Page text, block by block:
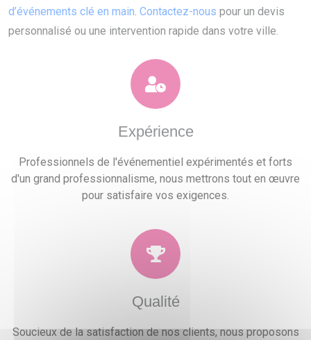
d’événements clé en main. Contactez-nous pour un devis
personnalisé ou une intervention rapide dans votre ville.
Expérience
Professionnels de l'événementiel expérimentés et forts
d'un grand professionnalisme, nous mettrons tout en œuvre
pour satisfaire vos exigences.
Qualité
Soucieux de la satisfaction de nos clients, nous proposons